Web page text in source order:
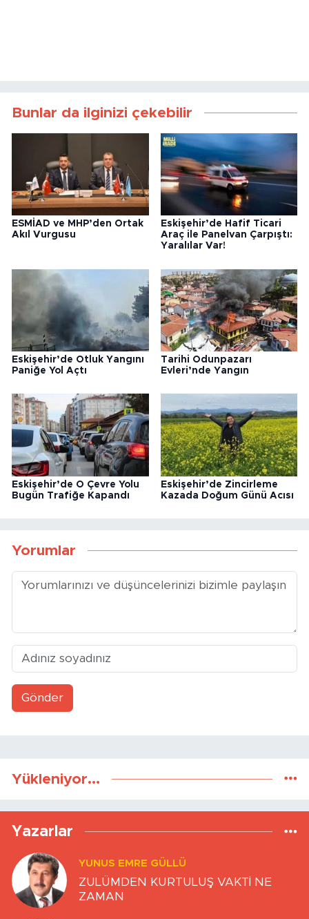
Bunlar da ilginizi çekebilir
ESMİAD ve MHP’den Ortak
Akıl Vurgusu
Eskişehir’de Hafif Ticari
Araç ile Panelvan Çarpıştı:
Yaralılar Var!
Eskişehir’de Otluk Yangını
Paniğe Yol Açtı
Tarihi Odunpazarı
Evleri’nde Yangın
Eskişehir’de O Çevre Yolu
Bugün Trafiğe Kapandı
Eskişehir’de Zincirleme
Kazada Doğum Günü Acısı
Yorumlar
Gönder
Yükleniyor...
Yazarlar
YUNUS EMRE GÜLLÜ
ZULÜMDEN KURTULUŞ VAKTİ NE
ZAMAN